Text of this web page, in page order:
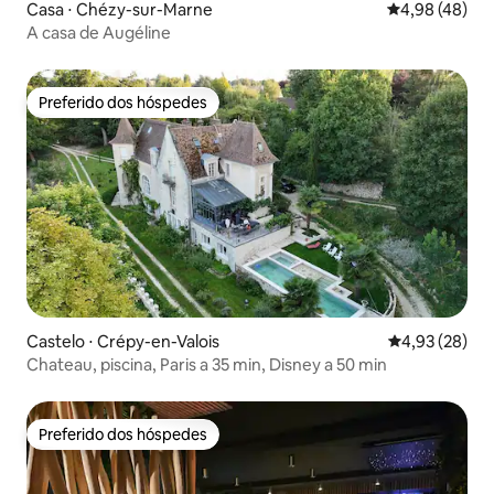
Casa ⋅ Chézy-sur-Marne 4,98 de uma
4,98 (48)
A casa de Augéline
Preferido dos hóspedes
Preferido dos hóspedes
Castelo ⋅ Crépy-en-Valois 4,93 de uma
4,93 (28)
Chateau, piscina, Paris a 35 min, Disney a 50 min
Preferido dos hóspedes
Preferido dos hóspedes